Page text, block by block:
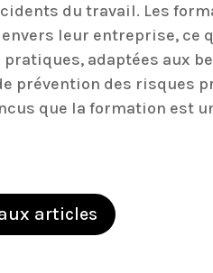
du travail. Les
leur entreprise, ce
adaptées aux
prévention des risques
que la formation est
articles